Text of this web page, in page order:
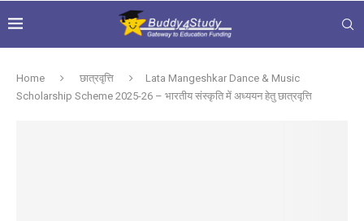
Home छात्रवृत्ति
Lata Mangeshkar Dance & Music
Scholarship Scheme 2025-26 – भारतीय संस्कृति में अध्ययन हेतु छात्रवृत्ति